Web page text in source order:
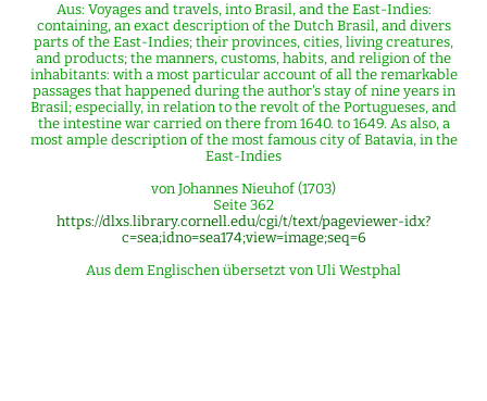
Aus: Voyages and travels, into Brasil, and the East-Indies:
containing, an exact description of the Dutch Brasil, and divers
parts of the East-Indies; their provinces, cities, living creatures,
and products; the manners, customs, habits, and religion of the
inhabitants: with a most particular account of all the remarkable
passages that happened during the author's stay of nine years in
Brasil; especially, in relation to the revolt of the Portugueses, and
the intestine war carried on there from 1640. to 1649. As also, a
most ample description of the most famous city of Batavia, in the
East-Indies
von Johannes Nieuhof (1703)
Seite 362
https://dlxs.library.cornell.edu/cgi/t/text/pageviewer-idx?
c=sea;idno=sea174;view=image;seq=6
Aus dem Englischen übersetzt von Uli Westphal